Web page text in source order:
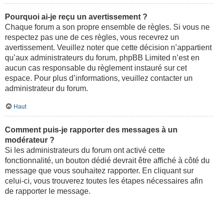
Pourquoi ai-je reçu un avertissement ?
Chaque forum a son propre ensemble de règles. Si vous ne
respectez pas une de ces règles, vous recevrez un
avertissement. Veuillez noter que cette décision n’appartient
qu’aux administrateurs du forum, phpBB Limited n’est en
aucun cas responsable du règlement instauré sur cet
espace. Pour plus d’informations, veuillez contacter un
administrateur du forum.
Haut
Comment puis-je rapporter des messages à un
modérateur ?
Si les administrateurs du forum ont activé cette
fonctionnalité, un bouton dédié devrait être affiché à côté du
message que vous souhaitez rapporter. En cliquant sur
celui-ci, vous trouverez toutes les étapes nécessaires afin
de rapporter le message.